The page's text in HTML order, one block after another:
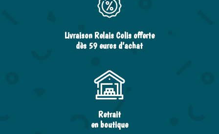
Livraison Relais Colis offerte
dès 59 euros d’achat
Retrait
en boutique